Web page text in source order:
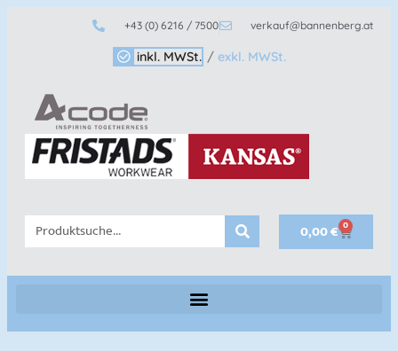
+43 (0) 6216 / 7500 verkauf@bannenberg.at
inkl. MWSt. / exkl. MWSt.
0,00€ 0